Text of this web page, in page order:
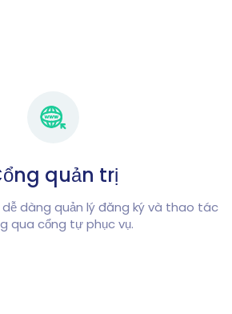
quản trị
dàng quản lý đăng ký và thao tác
qua cổng tự phục vụ.